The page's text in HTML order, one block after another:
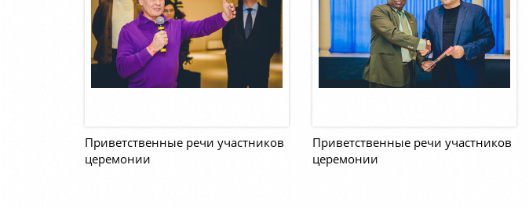
Приветственные речи участников
церемонии
Приветственные речи участников
церемонии